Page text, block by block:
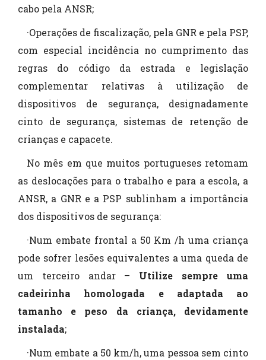
cabo pela ANSR;
·Operações de fiscalização, pela GNR e pela PSP,
com especial incidência no cumprimento das
regras do código da estrada e legislação
complementar relativas à utilização de
dispositivos de segurança, designadamente
cinto de segurança, sistemas de retenção de
crianças e capacete.
No mês em que muitos portugueses retomam
as deslocações para o trabalho e para a escola, a
ANSR, a GNR e a PSP sublinham a importância
dos dispositivos de segurança:
·Num embate frontal a 50 Km /h uma criança
pode sofrer lesões equivalentes a uma queda de
um terceiro andar – Utilize sempre uma
cadeirinha homologada e adaptada ao
tamanho e peso da criança, devidamente
instalada;
·Num embate a 50 km/h, uma pessoa sem cinto